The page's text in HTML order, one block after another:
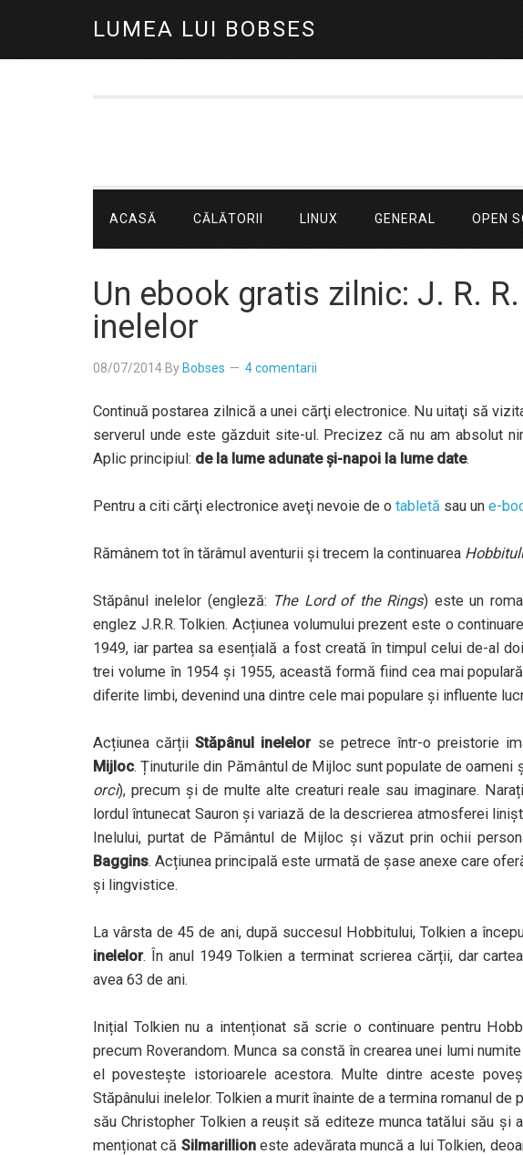
LUMEA LUI BOBSES
ACASĂ CĂLĂTORII LINUX GENERAL OPEN
Un ebook gratis zilnic: J. R.
inelelor
08/07/2014 By Bobses 4 comentarii
Continuă postarea zilnică a unei cărţi electronice. Nu uitaţi să
serverul unde este găzduit site-ul. Precizez că nu am absolut
Aplic principiul: de la lume adunate și-napoi la lume date.
Pentru a citi cărţi electronice aveţi nevoie de o tabletă sau un e-
Rămânem tot în tărâmul aventurii și trecem la continuarea
Stăpânul inelelor (engleză: The Lord of the Rings) este un
englez J.R.R. Tolkien. Acțiunea volumului prezent este o
1949, iar partea sa esențială a fost creată în timpul celui de-al
trei volume în 1954 și 1955, această formă fiind cea mai
diferite limbi, devenind una dintre cele mai populare și influente
Acțiunea cărțiiStăpânul inelelorse petrece într-o preistorie
Mijloc. Ținuturile din Pământul de Mijloc sunt populate de oameni
orci), precum și de multe alte creaturi reale sau imaginare.
lordul întunecat Sauron și variază de la descrierea atmosferei
Inelului, purtat de Pământul de Mijloc și văzut prin ochii
Baggins. Acțiunea principală este urmată de șase anexe care
și lingvistice.
La vârsta de 45 de ani, după succesul Hobbitului, Tolkien a
inelelor. În anul 1949 Tolkien a terminat scrierea cărții, dar
avea 63 de ani.
Inițial Tolkien nu a intenționat să scrie o continuare pentru
precum Roverandom. Munca sa constă în crearea unei lumi
el povestește istorioarele acestora. Multe dintre aceste
Stăpânului inelelor. Tolkien a murit înainte de a termina romanul de
său Christopher Tolkien a reușit să editeze munca tatălui său și
menționat că Silmarillioneste adevărata muncă a lui Tolkien,